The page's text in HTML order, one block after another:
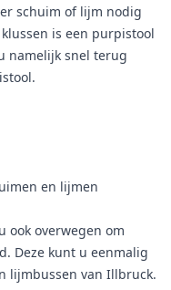
schuim of lijm nodig
is een purpistool
namelijk snel terug
en lijmen
ook overwegen om
Deze kunt u eenmalig
lijmbussen van Illbruck.